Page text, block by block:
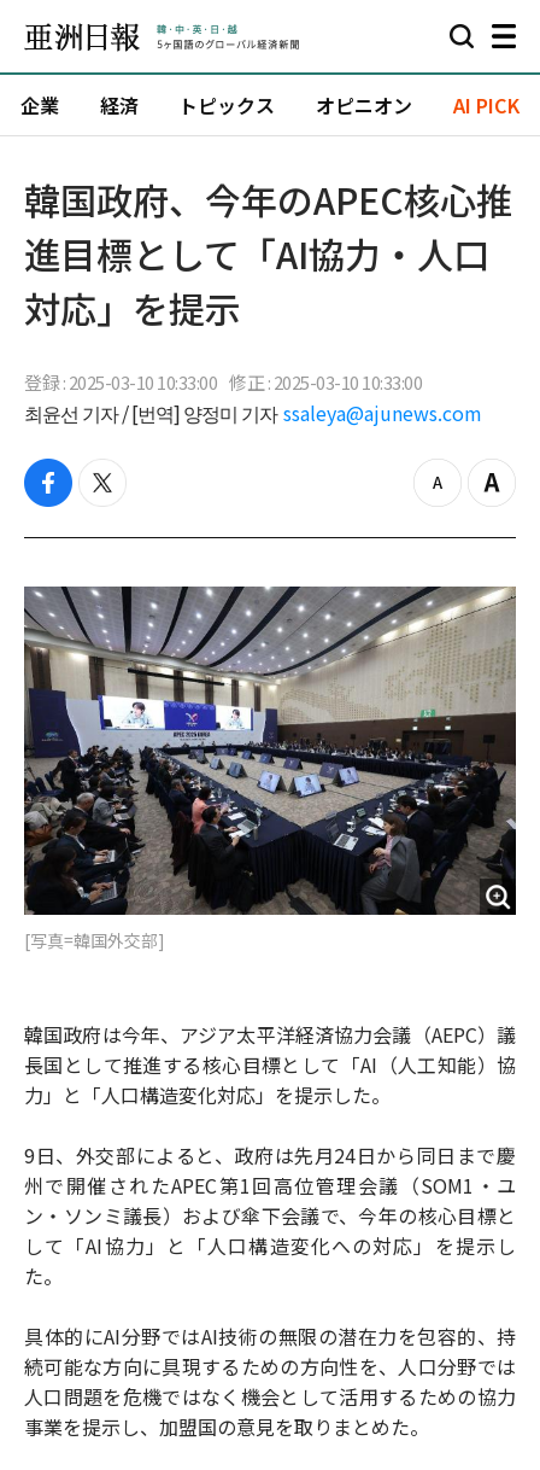
企業 経済 トピックス オピニオン AI PICK
韓国政府、今年のAPEC核心推
進目標として「AI協力・人口
対応」を提示
登録 : 2025-03-10 10:33:00 修正 : 2025-03-10 10:33:00
최윤선 기자 / [번역] 양정미 기자 ssaleya@ajunews.com
f
c
b
o
o
k
t
i
t
e
r
z
o
o
u
t
Z
o
i
n
[写真=韓国外交部]
韓国政府は今年、アジア太平洋経済協力会議（AEPC）議
長国として推進する核心目標として「AI（人工知能）協
力」と「人口構造変化対応」を提示した。
9日、外交部によると、政府は先月24日から同日まで慶
州で開催されたAPEC第1回高位管理会議（SOM1・ユ
ン・ソンミ議長）および傘下会議で、今年の核心目標と
して「AI協力」と「人口構造変化への対応」を提示し
た。
具体的にAI分野ではAI技術の無限の潜在力を包容的、持
続可能な方向に具現するための方向性を、人口分野では
人口問題を危機ではなく機会として活用するための協力
事業を提示し、加盟国の意見を取りまとめた。